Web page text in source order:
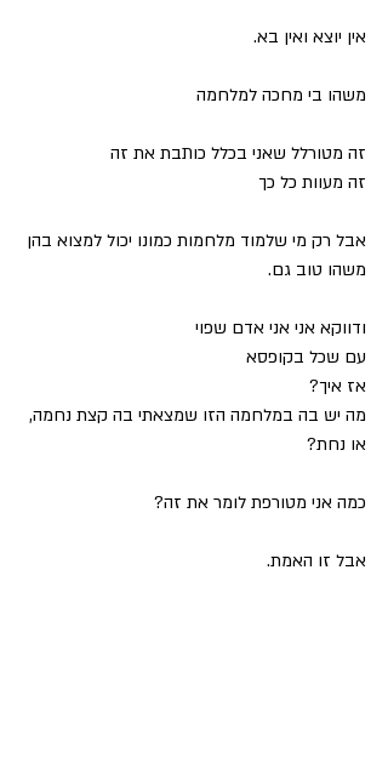
אין יוצא ואין בא.
משהו בי מחכה למלחמה
זה מטורלל שאני בכלל כותבת את זה
זה מעוות כל כך
אבל רק מי שלמוד מלחמות כמונו יכול למצוא בהן
משהו טוב גם.
ודווקא אני אני אדם שפוי
עם שכל בקופסא
אז איך?
מה יש בה במלחמה הזו שמצאתי בה קצת נחמה,
או נחת?
כמה אני מטורפת לומר את זה?
אבל זו האמת.